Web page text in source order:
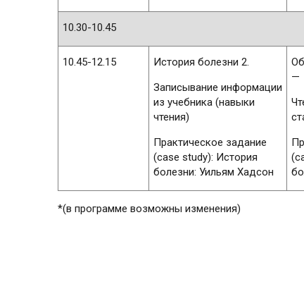
10.30-
10.45-12.15
История болезни 2.
Записывание информации
из учебника (навыки
чтения)
Практическое задание
(case study): История
болезни: Уильям Хадсон
—
*(в программе возможны изменения)